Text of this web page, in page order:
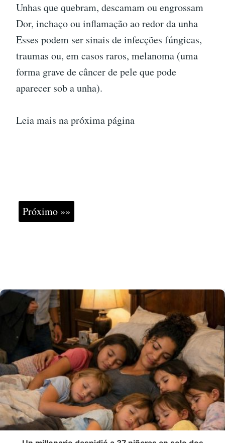
Unhas que quebram, descamam ou engrossam
Dor, inchaço ou inflamação ao redor da unha
Esses podem ser sinais de infecções fúngicas,
traumas ou, em casos raros, melanoma (uma
forma grave de câncer de pele que pode
aparecer sob a unha).
Leia mais na próxima página
Próximo »»